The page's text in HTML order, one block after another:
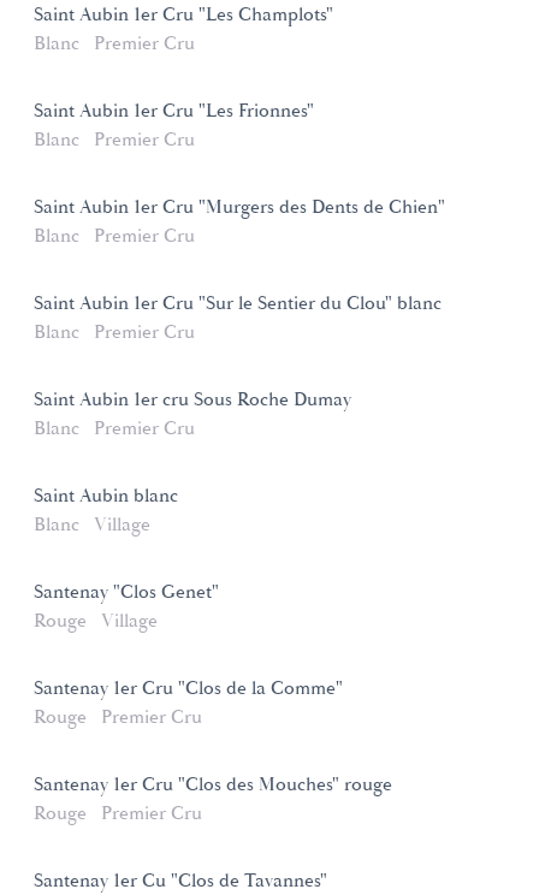
Saint Aubin 1er Cru "Les Champlots"
Blanc
Premier Cru
Saint Aubin 1er Cru "Les Frionnes"
Blanc
Premier Cru
Saint Aubin 1er Cru "Murgers des Dents de Chien"
Blanc
Premier Cru
Saint Aubin 1er Cru "Sur le Sentier du Clou" blanc
Blanc
Premier Cru
Saint Aubin 1er cru Sous Roche Dumay
Blanc
Premier Cru
Saint Aubin blanc
Blanc
Village
Santenay "Clos Genet"
Rouge
Village
Santenay 1er Cru "Clos de la Comme"
Rouge
Premier Cru
Santenay 1er Cru "Clos des Mouches" rouge
Rouge
Premier Cru
Santenay 1er Cu "Clos de Tavannes"